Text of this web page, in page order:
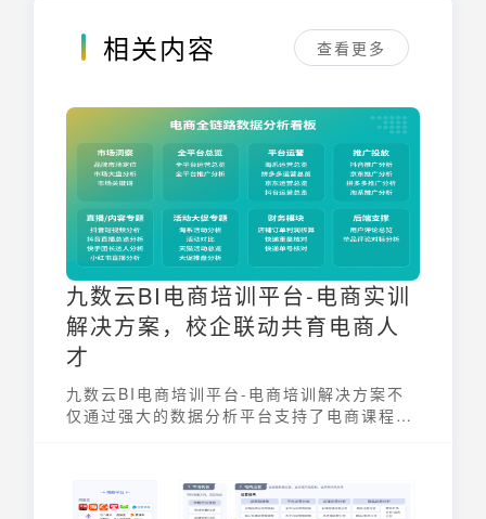
相关内容 查看更多
九数云BI电商培训平台-电商实训
解决方案，校企联动共育电商人
才
九数云BI电商培训平台-电商培训解决方案不
仅通过强大的数据分析平台支持了电商课程的